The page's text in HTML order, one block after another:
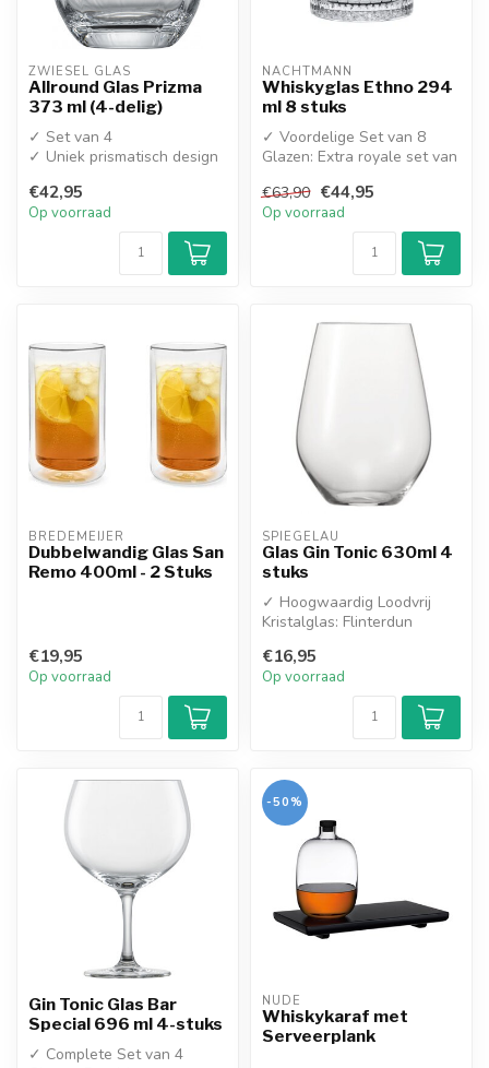
ZWIESEL GLAS
Allround Glas Prizma
373 ml (4-delig)
✓ Set van 4
✓ Uniek prismatisch design
€42,95
Op voorraad
NACHTMANN
Whiskyglas Ethno 294
ml 8 stuks
✓ Voordelige Set van 8
Glazen: Extra royale set van
€63,90 €44,95
Op voorraad
BREDEMEIJER
Dubbelwandig Glas San
Remo 400ml - 2 Stuks
€19,95
Op voorraad
SPIEGELAU
Glas Gin Tonic 630ml 4
stuks
✓ Hoogwaardig Loodvrij
Kristalglas: Flinterdun
verbluf...
€16,95
Op voorraad
Gin Tonic Glas Bar
Special 696 ml 4-stuks
✓ Complete Set van 4
-50%
NUDE
Whiskykaraf met
Serveerplank